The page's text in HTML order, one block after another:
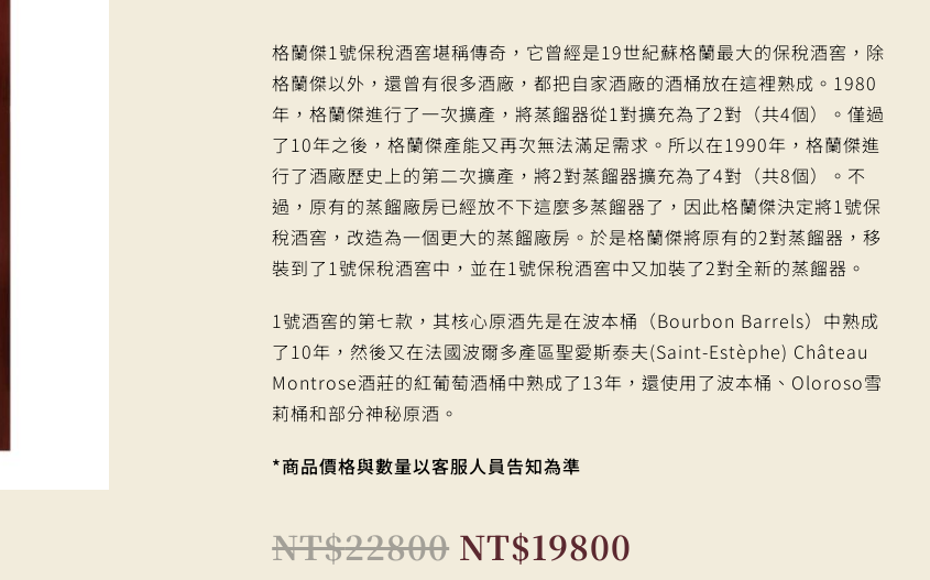
格蘭傑1號保稅酒窖堪稱傳奇，它曾經是19世紀蘇格蘭最大的保稅酒窖，除
格蘭傑以外，還曾有很多酒廠，都把自家酒廠的酒桶放在這裡熟成。1980
年，格蘭傑進行了一次擴產，將蒸餾器從1對擴充為了2對（共4個）。僅過
了10年之後，格蘭傑產能又再次無法滿足需求。所以在1990年，格蘭傑進
行了酒廠歷史上的第二次擴產，將2對蒸餾器擴充為了4對（共8個）。不
過，原有的蒸餾廠房已經放不下這麼多蒸餾器了，因此格蘭傑決定將1號保
稅酒窖，改造為一個更大的蒸餾廠房。於是格蘭傑將原有的2對蒸餾器，移
裝到了1號保稅酒窖中，並在1號保稅酒窖中又加裝了2對全新的蒸餾器。
1號酒窖的第七款，其核心原酒先是在波本桶（Bourbon Barrels）中熟成
了10年，然後又在法國波爾多產區聖愛斯泰夫(Saint-Estèphe) Château
Montrose酒莊的紅葡萄酒桶中熟成了13年，還使用了波本桶、Oloroso雪
莉桶和部分神秘原酒。
*商品價格與數量以客服人員告知為準
NT$22800 NT$19800